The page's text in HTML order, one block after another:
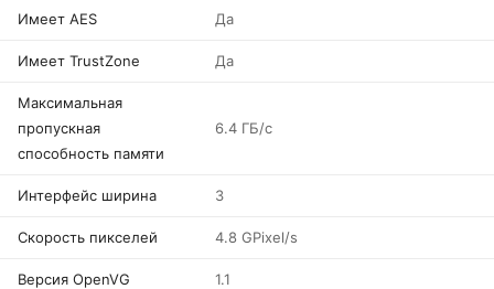
Имеет AES Да
Имеет TrustZone Да
Максимальная
пропускная
способность памяти
6.4 ГБ/с
Интерфейс ширина 3
Скорость пикселей 4.8 GPixel/s
Версия OpenVG 1.1